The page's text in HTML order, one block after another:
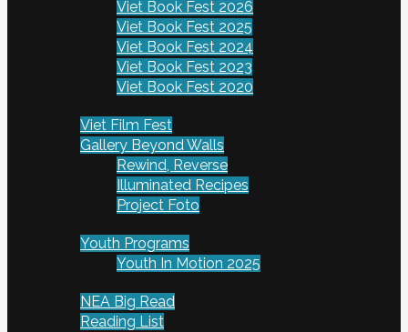
Viet Book Fest 2026
Viet Book Fest 2025
Viet Book Fest 2024
Viet Book Fest 2023
Viet Book Fest 2020
Viet Film Fest
Gallery Beyond Walls
Rewind, Reverse
Illuminated Recipes
Project Foto
Youth Programs
Youth In Motion 2025
NEA Big Read
Reading List